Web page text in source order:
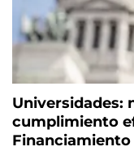
Universidades:
cumplimiento
Financiamiento